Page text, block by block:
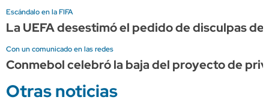
Escándalo en la FIFA
La UEFA desestimó el pedido de disculpas
Con un comunicado en las redes
Conmebol celebró la baja del proyecto de
Otras noticias